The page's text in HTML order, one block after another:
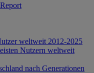
weltweit 2012-2025
Nutzern weltweit
nach Generationen